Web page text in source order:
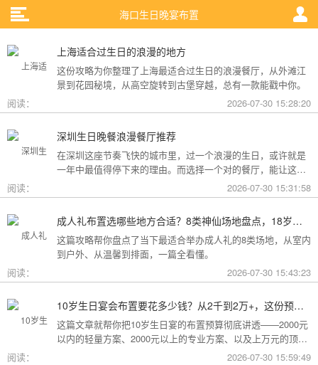
海口生日晚宴布置
上海适合过生日的浪漫的地方
这份攻略为你整理了上海最适合过生日的浪漫餐厅，从外滩江
景到花园秘境，从高空旋转到古堡穿越，总有一款能戳中你。
阅读：
2026-07-30 15:28:20
深圳生日晚餐浪漫餐厅推荐
在深圳这座节奏飞快的城市里，过一个浪漫的生日，或许就是
一年中最值得停下来的理由。而选择一个对的餐厅，能让这一
天从“普通”变成“终生难忘”。无论是俯瞰城市灯火的高空秘境，
还是被鲜花与海风包裹的梦幻露台，深圳从不缺乏仪式感。
阅读： 2026-07-30 15:31:58
成人礼布置选哪些地方合适？8类神仙场地盘点，18岁的仪式感从选对地方开始
这篇攻略帮你盘点了当下最适合举办成人礼的8类场地，从室内
到户外、从温馨到排面，一篇全看懂。
阅读：
2026-07-30 15:43:23
10岁生日宴会布置要花多少钱？从2千到2万+，这份预算攻略讲透了
这篇文章就帮你把10岁生日宴的布置预算彻底讲透——2000元
以内的轻量方案、2000元以上的专业方案、以及上万元的顶配
阅读： 2026-07-30 15:59:49